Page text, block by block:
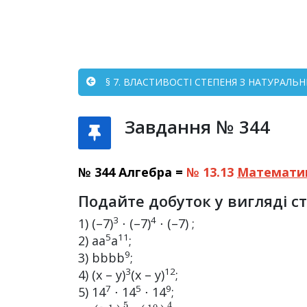
§ 7. ВЛАСТИВОСТІ СТЕПЕНЯ З
Завдання № 344
№ 344 Алгебра = № 13.13
Подайте добуток у вигляді
1) (–7)3 ⋅ (–7)4 ⋅ (–7) ;
2) аа5а11;
3) bbbb9;
4) (x – y)3(x – y)12;
5) 147 ⋅ 145 ⋅ 149;
(31 3)5⋅ 103)4